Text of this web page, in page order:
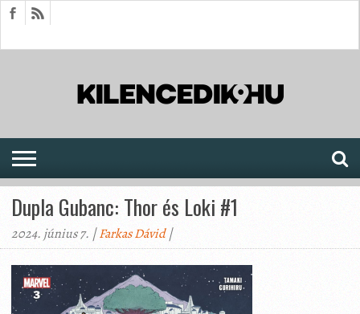
Dupla Gubanc: Thor és Loki #1
2024. június 7. |Farkas Dávid|